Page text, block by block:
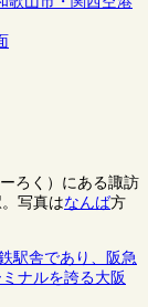
ろく）にある諏訪
写真はなんば方